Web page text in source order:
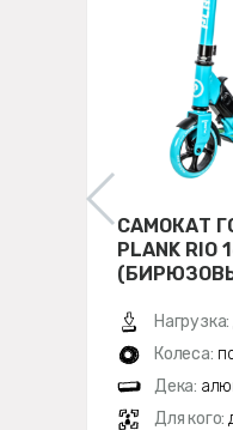
САМОКАТ
PLANK RIO
Нагрузка:
Колеса:
Дека:
Для кого: